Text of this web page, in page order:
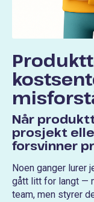
Når
prosjekt
forsvinner
Noen ganger lurer
gått litt for langt —
team, men styrer